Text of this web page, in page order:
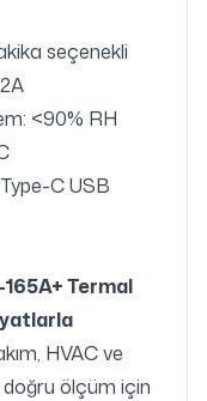
seçenekli
<90% RH
C USB
Termal
HVAC ve
doğru ölçüm için